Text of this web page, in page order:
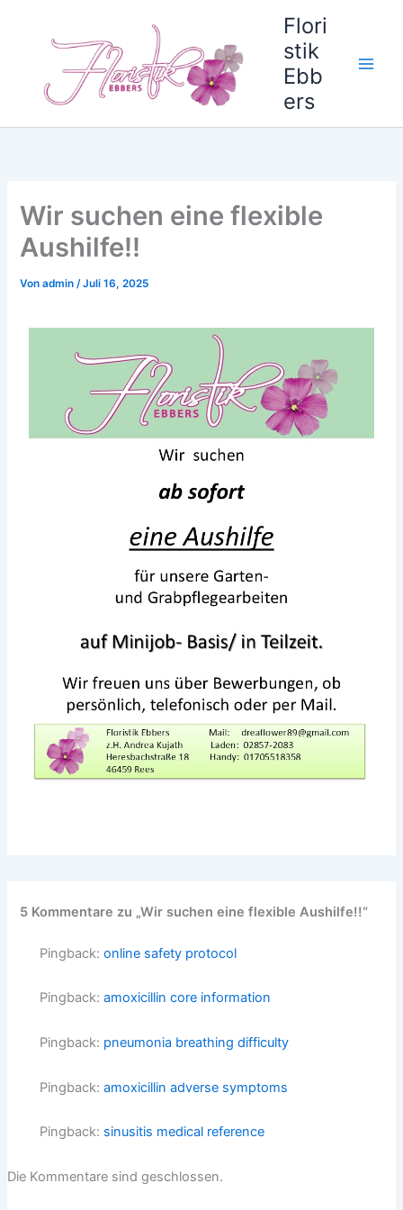
Flori
stik
Ebb
ers
Wir suchen eine flexible
Aushilfe!!
Vonadmin/Juli 16, 2025
5 Kommentare zu „Wir suchen eine flexible Aushilfe!!“
Pingback:online safety protocol
Pingback:amoxicillin core information
Pingback: pneumonia breathing difficulty
Pingback:amoxicillin adverse symptoms
Pingback: sinusitis medical reference
Die Kommentare sind geschlossen.